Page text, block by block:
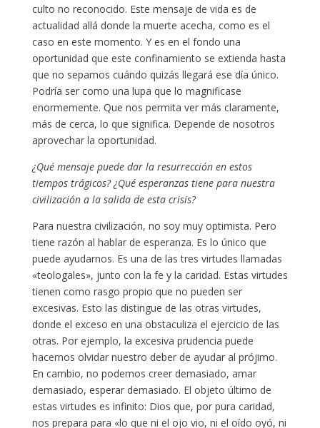
culto no reconocido. Este mensaje de vida es de
actualidad allá donde la muerte acecha, como es el
caso en este momento. Y es en el fondo una
oportunidad que este confinamiento se extienda hasta
que no sepamos cuándo quizás llegará ese día único.
Podría ser como una lupa que lo magnificase
enormemente. Que nos permita ver más claramente,
más de cerca, lo que significa. Depende de nosotros
aprovechar la oportunidad.
¿Qué mensaje puede dar la resurrección en estos
tiempos trágicos? ¿Qué esperanzas tiene para nuestra
civilización a la salida de esta crisis?
Para nuestra civilización, no soy muy optimista. Pero
tiene razón al hablar de esperanza. Es lo único que
puede ayudarnos. Es una de las tres virtudes llamadas
«teologales», junto con la fe y la caridad. Estas virtudes
tienen como rasgo propio que no pueden ser
excesivas. Esto las distingue de las otras virtudes,
donde el exceso en una obstaculiza el ejercicio de las
otras. Por ejemplo, la excesiva prudencia puede
hacernos olvidar nuestro deber de ayudar al prójimo.
En cambio, no podemos creer demasiado, amar
demasiado, esperar demasiado. El objeto último de
estas virtudes es infinito: Dios que, por pura caridad,
nos prepara para «lo que ni el ojo vio, ni el oído oyó, ni